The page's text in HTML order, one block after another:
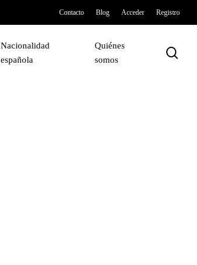
Contacto Blog Acceder Registro
Nacionalidad
española
Quiénes
somos